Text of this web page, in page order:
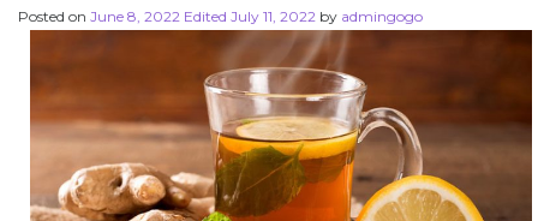
Posted on June 8, 2022 Edited July 11, 2022 by admingogo